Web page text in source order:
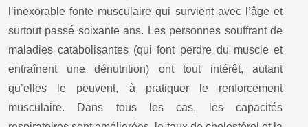
l’inexorable fonte musculaire qui survient avec l’âge et
surtout passé soixante ans. Les personnes souffrant de
maladies catabolisantes (qui font perdre du muscle et
entraînent une dénutrition) ont tout intérêt, autant
qu’elles le peuvent, à pratiquer le renforcement
musculaire. Dans tous les cas, les capacités